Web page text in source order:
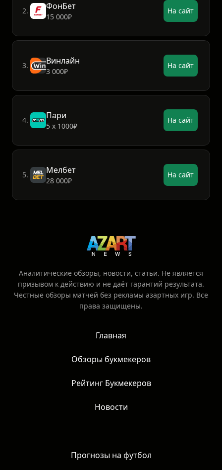
2. ФонБет
15 000₽
На сайт
3. Винлайн
3 000₽
На сайт
4. Пари
5 х 1000₽
На сайт
5. Мелбет
28 000₽
На сайт
Аналитические обзоры, новости, статьи. Не является
призывом к действию и не даёт гарантий результата.
Честные обзоры матчей без рекламы азартных игр. Все
права защищены.
Главная
Обзоры букмекеров
Рейтинг Букмекеров
Новости
Прогнозы на футбол